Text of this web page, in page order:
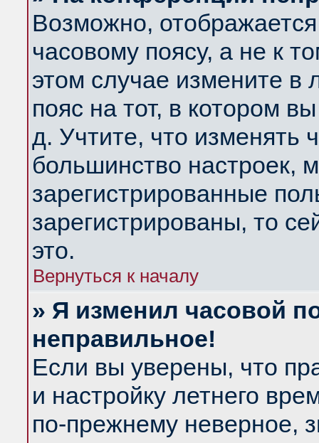
Возможно,
часовому поясу, а не к
этом случае измените в
пояс на тот, в котором
д. Учтите, что изменять
большинство настроек,
зарегистрированные
зарегистрированы, то
это.
Вернуться к началу
» Я изменил часовой
неправильное!
Если вы уверены, что
и настройку летнего
по-прежнему неверное,